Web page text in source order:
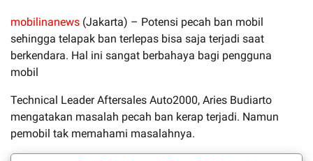
mobilinanews (Jakarta) – Potensi pecah ban mobil
sehingga telapak ban terlepas bisa saja terjadi saat
berkendara. Hal ini sangat berbahaya bagi pengguna
mobil
Technical Leader Aftersales Auto2000, Aries Budiarto
mengatakan masalah pecah ban kerap terjadi. Namun
pemobil tak memahami masalahnya.